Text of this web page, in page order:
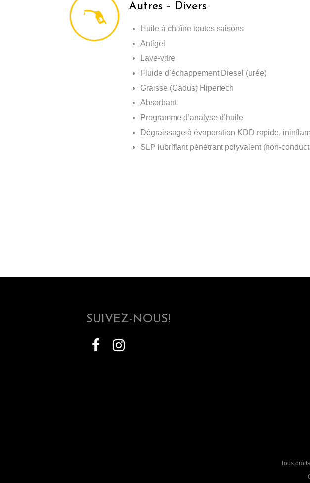
Autres - Divers
Huile à chaîne toutes saisons
Antigel
Lave-vitre
Fluide d’échappement Diesel (urée)
Graisse (Gadus) Hipertech
Absorbant
Programme d’analyse d’huile
Dégraissage à évaporation KDD rapide,
SLP lubrifiant pénétrant polyvalent (non-
SUIVEZ-NOUS!
Tous